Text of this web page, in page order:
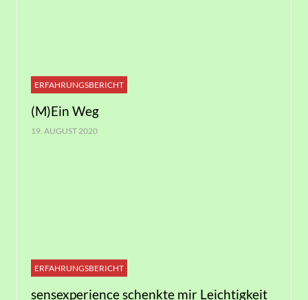
ERFAHRUNGSBERICHT
(M)Ein Weg
19. AUGUST 2020
ERFAHRUNGSBERICHT
sensexperience schenkte mir Leichtigkeit